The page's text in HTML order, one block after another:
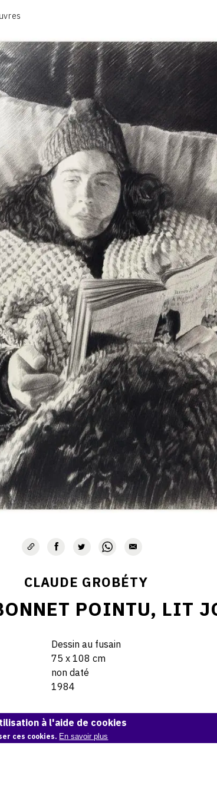
CONTACT
CLAUDE GROBÉTY
POINTU, LIT
Dessin au fusain
75 x 108 cm
non daté
1984
Demande d'information
à l'aide de cookies
ces cookies. En savoir plus